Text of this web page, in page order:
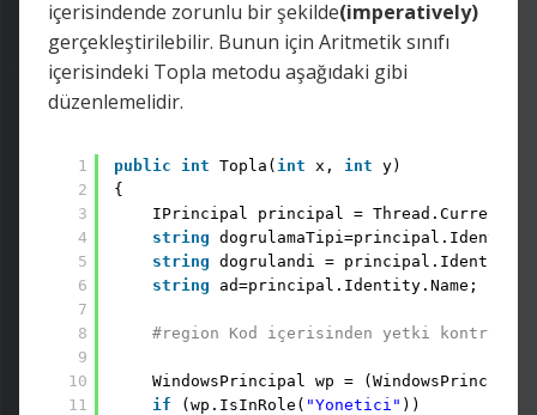
içerisindende zorunlu bir şekilde(imperatively)
gerçekleştirilebilir. Bunun için Aritmetik sınıfı
içerisindeki Topla metodu aşağıdaki gibi
düzenlemelidir.
1
2
3
4
5
6
7
8
9
10
11
public int Topla( int x, int y)
{
IPrincipal principal =
string
string dogrulandi =
string
ad=principal.Identity.Name;
#region Kod içerisinden yetki kontrolü
WindowsPrincipal wp =
if
(wp.IsInRole( "Yonetici" ))